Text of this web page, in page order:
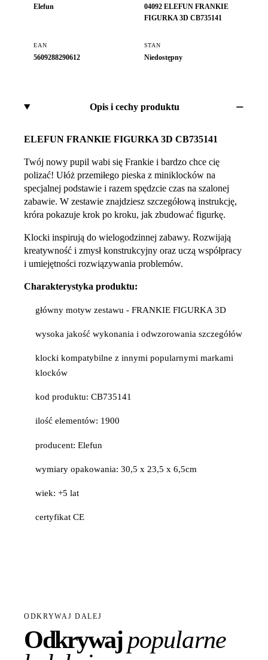
Elefun
04092 ELEFUN FRANKIE
FIGURKA 3D CB735141
EAN
5609288290612
STAN
Niedostępny
Opis i cechy produktu
ELEFUN FRANKIE FIGURKA 3D CB735141
Twój nowy pupil wabi się Frankie i bardzo chce cię
polizać! Ułóż przemiłego pieska z miniklocków na
specjalnej podstawie i razem spędzcie czas na szalonej
zabawie. W zestawie znajdziesz szczegółową instrukcję,
króra pokazuje krok po kroku, jak zbudować figurkę.
Klocki inspirują do wielogodzinnej zabawy. Rozwijają
kreatywność i zmysł konstrukcyjny oraz uczą współpracy
i umiejętności rozwiązywania problemów.
Charakterystyka produktu:
główny motyw zestawu - FRANKIE FIGURKA 3D
wysoka jakość wykonania i odwzorowania szczegółów
klocki kompatybilne z innymi popularnymi markami
klocków
kod produktu: CB735141
ilość elementów: 1900
producent: Elefun
wymiary opakowania: 30,5 x 23,5 x 6,5cm
wiek: +5 lat
certyfikat CE
ODKRYWAJ DALEJ
Odkrywajpopularne